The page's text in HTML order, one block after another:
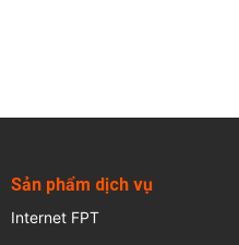
Sản phẩm dịch vụ
Internet FPT